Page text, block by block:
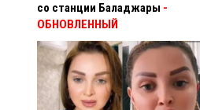
со станции Баладжары -
ОБНОВЛЕННЫЙ